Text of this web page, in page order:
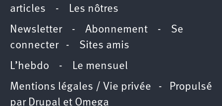
articles - Les nôtres
Newsletter- Abonnement - Se
connecter- Sites amis
L’hebdo - Le mensuel
Mentions légales / Vie privée - Propulsé
par Drupal et Omega